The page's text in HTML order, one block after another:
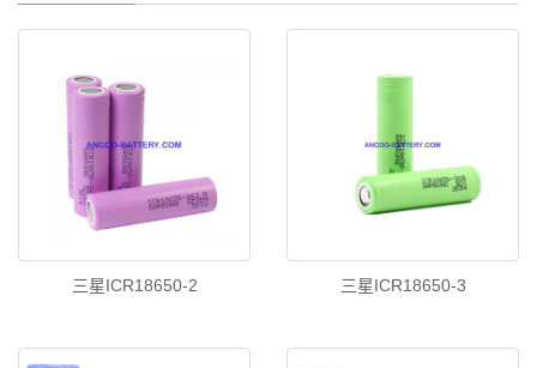
三星ICR18650-2 三星ICR18650-3